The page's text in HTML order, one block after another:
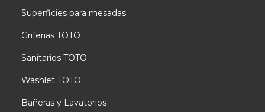
Superficies para mesadas
Griferias TOTO
Sanitarios TOTO
Washlet TOTO
Bañeras y Lavatorios